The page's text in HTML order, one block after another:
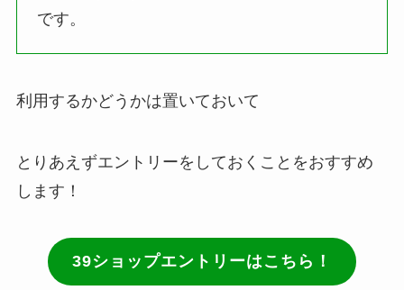
です。
利用するかどうかは置いておいて
とりあえずエントリーをしておくことをおすすめ
します！
39ショップエントリーはこちら！